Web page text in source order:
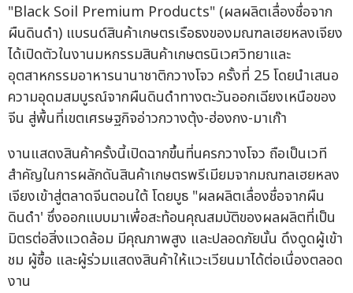
"Black Soil Premium Products" (ผลผลิตเลื่องชื่อจาก
ผืนดินดำ) แบรนด์สินค้าเกษตรเรือธงของมณฑลเฮยหลงเจียง
ได้เปิดตัวในงานมหกรรมสินค้าเกษตรนิเวศวิทยาและ
อุตสาหกรรมอาหารนานาชาติกวางโจว ครั้งที่ 25 โดยนำเสนอ
ความอุดมสมบูรณ์จากผืนดินดำทางตะวันออกเฉียงเหนือของ
จีน สู่พื้นที่เขตเศรษฐกิจอ่าวกวางตุ้ง-ฮ่องกง-มาเก๊า
งานแสดงสินค้าครั้งนี้เปิดฉากขึ้นที่นครกวางโจว ถือเป็นเวที
สำคัญในการผลักดันสินค้าเกษตรพรีเมียมจากมณฑลเฮยหลง
เจียงเข้าสู่ตลาดจีนตอนใต้ โดยบูธ "ผลผลิตเลื่องชื่อจากผืน
ดินดำ' ซึ่งออกแบบมาเพื่อสะท้อนคุณสมบัติของผลผลิตที่เป็น
มิตรต่อสิ่งแวดล้อม มีคุณภาพสูง และปลอดภัยนั้น ดึงดูดผู้เข้า
ชม ผู้ซื้อ และผู้ร่วมแสดงสินค้าให้แวะเวียนมาได้ต่อเนื่องตลอด
งาน